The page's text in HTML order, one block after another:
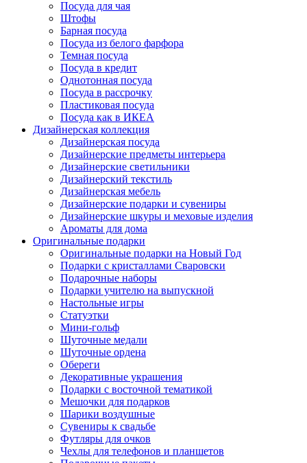
Посуда для чая
Штофы
Барная посуда
Посуда из белого фарфора
Темная посуда
Посуда в кредит
Однотонная посуда
Посуда в рассрочку
Пластиковая посуда
Посуда как в ИКЕА
Дизайнерская коллекция
Дизайнерская посуда
Дизайнерские предметы интерьера
Дизайнерские светильники
Дизайнерский текстиль
Дизайнерская мебель
Дизайнерские подарки и сувениры
Дизайнерские шкуры и меховые изделия
Ароматы для дома
Оригинальные подарки
Оригинальные подарки на Новый Год
Подарки с кристаллами Сваровски
Подарочные наборы
Подарки учителю на выпускной
Настольные игры
Статуэтки
Мини-гольф
Шуточные медали
Шуточные ордена
Обереги
Декоративные украшения
Подарки с восточной тематикой
Мешочки для подарков
Шарики воздушные
Сувениры к свадьбе
Футляры для очков
Чехлы для телефонов и планшетов